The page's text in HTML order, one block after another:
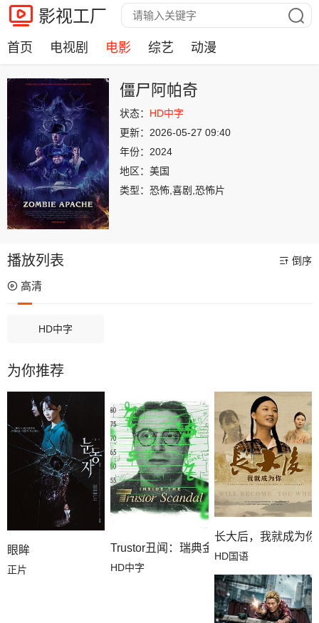
影视工厂
首页 电视剧 电影 综艺 动漫
僵尸阿帕奇
状态： HD中字
更新： 2026-05-27 09:40
年份： 2024
地区： 美国
类型： 恐怖,喜剧,恐怖片
播放列表 倒序
高清
HD中字
为你推荐
眼眸
正片
Trustor丑闻：瑞典金融案内幕
HD中字
长大后，我就成为你
HD国语